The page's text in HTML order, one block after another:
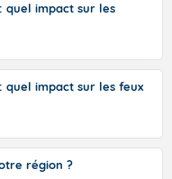
quel impact sur les
quel impact sur les feux
région ?